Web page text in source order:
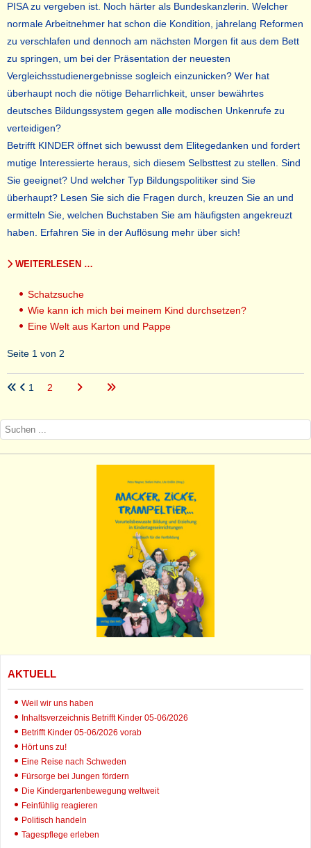
PISA zu vergeben ist. Noch härter als Bundeskanzlerin. Welcher
normale Arbeitnehmer hat schon die Kondition, jahrelang Reformen
zu verschlafen und dennoch am nächsten Morgen fit aus dem Bett
zu springen, um bei der Präsentation der neuesten
Vergleichsstudienergebnisse sogleich einzunicken? Wer hat
überhaupt noch die nötige Beharrlichkeit, unser bewährtes
deutsches Bildungssystem gegen alle modischen Unkenrufe zu
verteidigen?
Betrifft KINDER öffnet sich bewusst dem Elitegedanken und fordert
mutige Interessierte heraus, sich diesem Selbsttest zu stellen. Sind
Sie geeignet? Und welcher Typ Bildungspolitiker sind Sie
überhaupt? Lesen Sie sich die Fragen durch, kreuzen Sie an und
ermitteln Sie, welchen Buchstaben Sie am häufigsten angekreuzt
haben. Erfahren Sie in der Auflösung mehr über sich!
WEITERLESEN …
Schatzsuche
Wie kann ich mich bei meinem Kind durchsetzen?
Eine Welt aus Karton und Pappe
Seite 1 von 2
1 2
AKTUELL
Weil wir uns haben
Inhaltsverzeichnis Betrifft Kinder 05-06/2026
Betrifft Kinder 05-06/2026 vorab
Hört uns zu!
Eine Reise nach Schweden
Fürsorge bei Jungen fördern
Die Kindergartenbewegung weltweit
Feinfühlig reagieren
Politisch handeln
Tagespflege erleben